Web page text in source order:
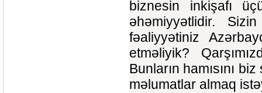
biznesin inkişafı
əhəmiyyətlidir.
fəaliyyətiniz
etməliyik?
Bunların hamısını
məlumatlar almaq